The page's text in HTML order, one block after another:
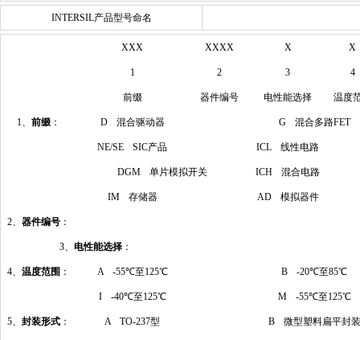
INTERSIL产品型号命名
XXX XXXX X X
1 2 3 4
前缀 器件编号 电性能选择 温度
1、 前缀： D 混合驱动器 G 混合多路FET
NE/SE SIC产品 ICL 线性电路
DGM 单片模拟开关 ICH 混合电路
IM 存储器 AD 模拟器件
2、 器件编号：
3、 电性能选择：
4、 温度范围 ： A -55℃至125℃ B -20℃至85℃
I -40℃至125℃ M -55℃至125℃
5、 封装形式： A TO-237型 B 微型塑料扁平封装